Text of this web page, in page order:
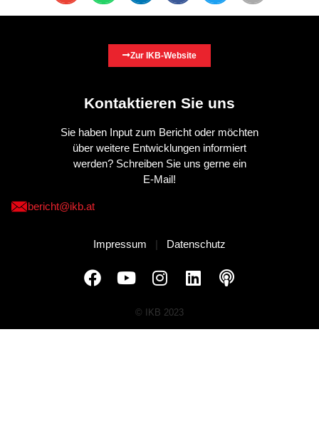
Zur IKB-Website
Kontaktieren Sie uns
Sie haben Input zum Bericht oder möchten
über weitere Entwicklungen informiert
werden? Schreiben Sie uns gerne ein
E-Mail!
bericht@ikb.at
Impressum | Datenschutz
© IKB 2023